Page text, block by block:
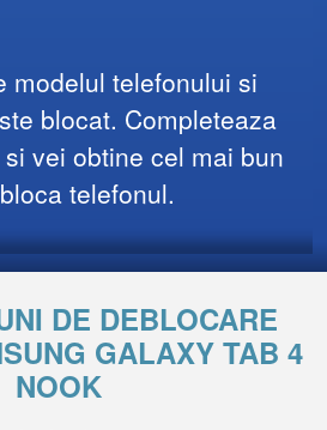
modelul telefonului si
blocat. Completeaza
vei obtine cel mai bun
telefonul.
DE DEBLOCARE
GALAXY TAB 4
NOOK